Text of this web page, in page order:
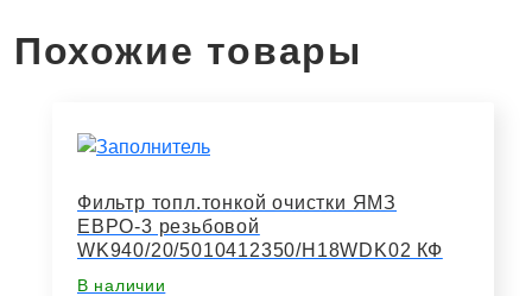
Похожие товары
Фильтр топл.тонкой очистки ЯМЗ
ЕВРО-3 резьбовой
WK940/20/5010412350/H18WDK02 КФ
В наличии